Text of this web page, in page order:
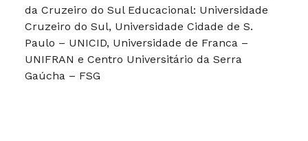
da Cruzeiro do Sul Educacional: Universidade
Cruzeiro do Sul, Universidade Cidade de S.
Paulo – UNICID, Universidade de Franca –
UNIFRAN e Centro Universitário da Serra
Gaúcha – FSG